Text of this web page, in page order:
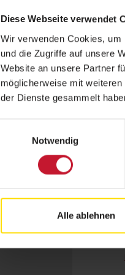
Diese Webseite verwendet
Wir verwenden Cookies,
und die Zugriffe auf unsere
Website an unsere Partner
möglicherweise mit
der Dienste gesammelt
Notwendig
Alle ablehnen